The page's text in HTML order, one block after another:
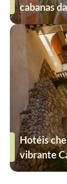
cabanas
Hotéis
vibrante